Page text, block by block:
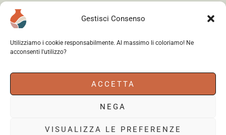
Gestisci Consenso
Utilizziamo i cookie responsabilmente. Al massimo li coloriamo! Ne
acconsenti l'utilizzo?
ACCETTA
NEGA
VISUALIZZA LE PREFERENZE
18179961000 - Copyright © 2026